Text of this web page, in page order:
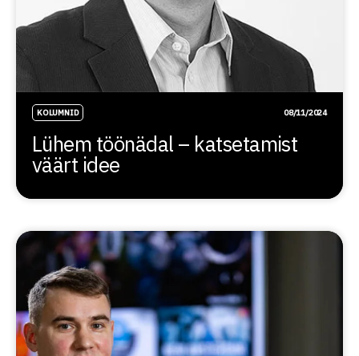
KOLUMNID 08/11/2024
Lühem töönädal – katsetamist
väärt idee